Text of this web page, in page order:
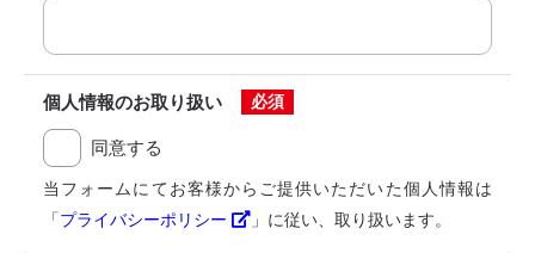
個人情報のお取り扱い 必須
同意する
当フォームにてお客様からご提供いただいた個人情報は
「プライバシーポリシー 」に従い、取り扱います。